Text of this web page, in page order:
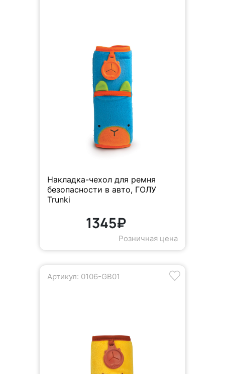
Накладка-чехол для ремня
безопасности в авто, ГОЛУ
Trunki
1345₽
Розничная цена
Артикул: 0106-GB01